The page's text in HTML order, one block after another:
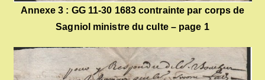
Annexe 3 : GG 11-30 1683 contrainte par corps de
Sagniol ministre du culte – page 1